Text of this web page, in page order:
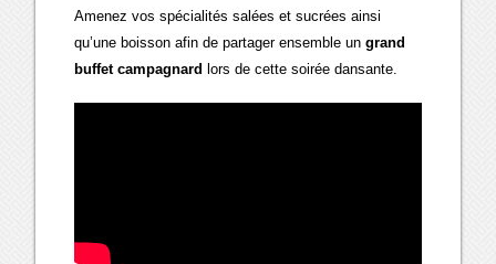
Amenez vos spécialités salées et sucrées ainsi
qu’une boisson afin de partager ensemble ungrand
buffet campagnard lors de cette soirée dansante.